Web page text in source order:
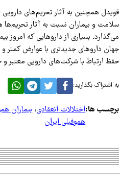
قویدل همچنین به آثار تحریم‌های
سلامت و بیماران نسبت به آثار تحریم‌ها
جهان داروهای جدیدتری با عوارض کمتر و
حفظ ارتباط با شرکت‌های دارویی معتبر و
به اشتراک بگذارید:
برچسب ها:اختلالات انعقادی،بیماران
هموفیلی ایران